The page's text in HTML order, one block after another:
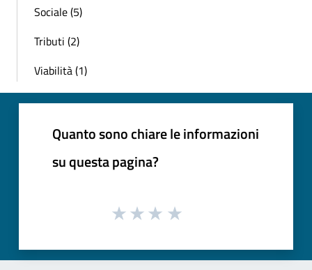
Sociale (5)
Tributi (2)
Viabilità (1)
Quanto sono chiare le informazioni
su questa pagina?